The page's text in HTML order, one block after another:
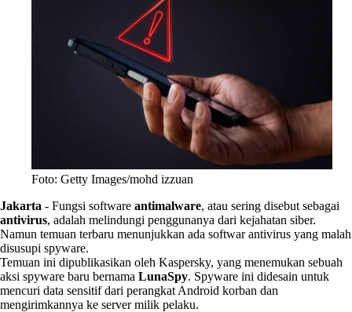
Foto: Getty Images/mohd izzuan
Jakarta - Fungsi software antimalware, atau sering disebut sebagai
antivirus, adalah melindungi penggunanya dari kejahatan siber.
Namun temuan terbaru menunjukkan ada softwar antivirus yang malah
disusupi spyware.
Temuan ini dipublikasikan oleh Kaspersky, yang menemukan sebuah
aksi spyware baru bernama LunaSpy. Spyware ini didesain untuk
mencuri data sensitif dari perangkat Android korban dan
mengirimkannya ke server milik pelaku.